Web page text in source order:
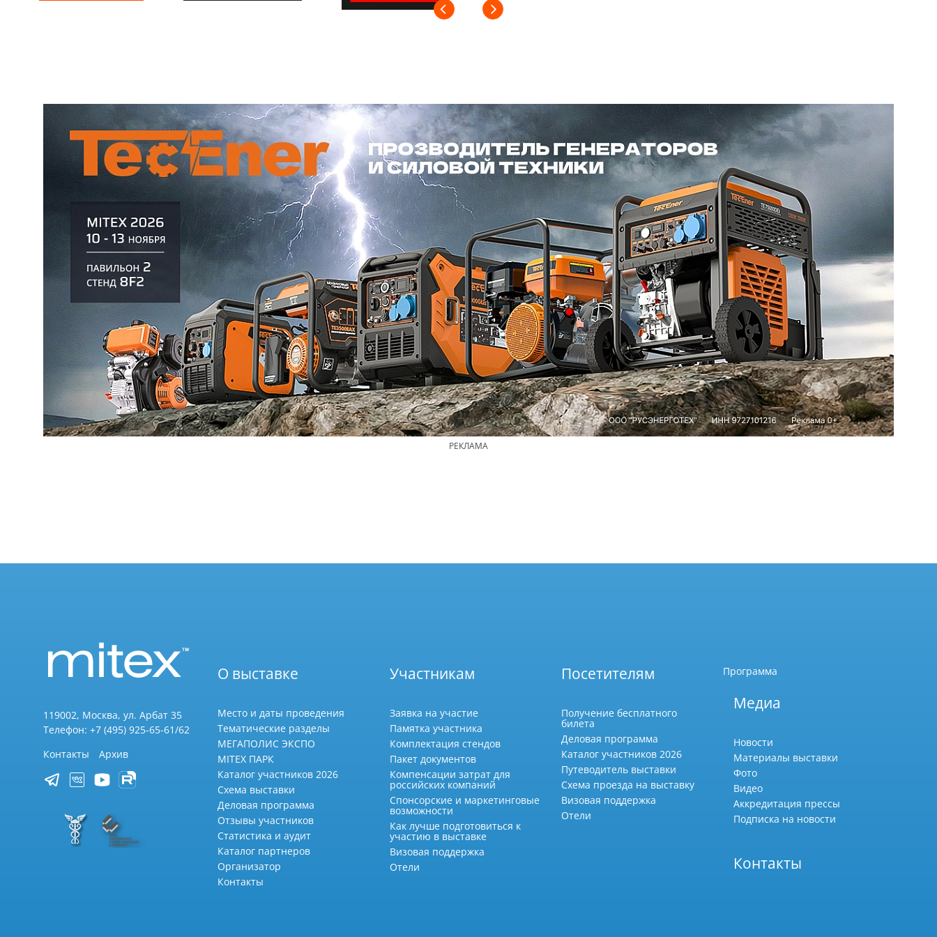
РЕКЛАМА
119002, Москва, ул. Арбат 35
Телефон: +7 (495) 925-65-61/62
Контакты
Архив
О выставке
Место и даты проведения
Тематические разделы
МЕГАПОЛИС ЭКСПО
MITEX ПАРК
Каталог участников 2026
Схема выставки
Деловая программа
Отзывы участников
Статистика и аудит
Каталог партнеров
Организатор
Контакты
Участникам
Заявка на участие
Памятка участника
Комплектация стендов
Пакет документов
Компенсации затрат для
российских компаний
Спонсорские и маркетинговые
возможности
Как лучше подготовиться к
участию в выставке
Визовая поддержка
Отели
Посетителям
Получение бесплатного
билета
Деловая программа
Каталог участников 2026
Путеводитель выставки
Схема проезда на выставку
Визовая поддержка
Отели
Программа
Медиа
Новости
Материалы выставки
Фото
Видео
Аккредитация прессы
Подписка на новости
Контакты